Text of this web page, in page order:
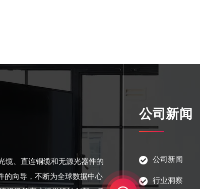
缆、直连铜缆和无源光器件的
的向导，不断为全球数据中心
公司新闻
公司新闻
行业洞察